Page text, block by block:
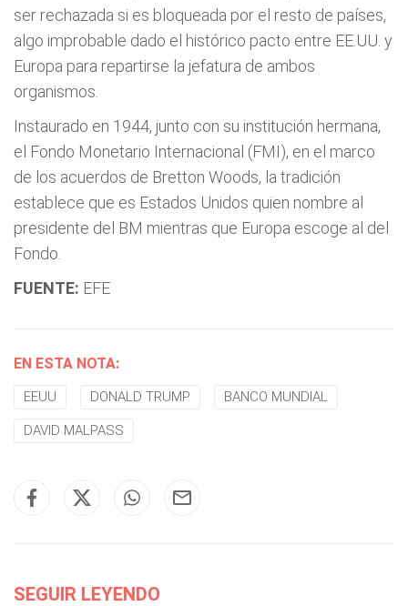
ser rechazada si es bloqueada por el resto de países,
algo improbable dado el histórico pacto entre EE.UU. y
Europa para repartirse la jefatura de ambos
organismos.
Instaurado en 1944, junto con su institución hermana,
el Fondo Monetario Internacional (FMI), en el marco
de los acuerdos de Bretton Woods, la tradición
establece que es Estados Unidos quien nombre al
presidente del BM mientras que Europa escoge al del
Fondo.
FUENTE: EFE
EN ESTA NOTA:
EEUU DONALD TRUMP BANCO MUNDIAL
DAVID MALPASS
SEGUIR LEYENDO